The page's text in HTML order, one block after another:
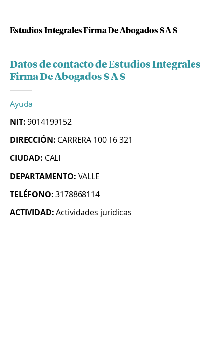
Estudios Integrales Firma De Abogados S A S
Datos de contacto de Estudios Integrales
Firma De Abogados S A S
Ayuda
NIT: 9014199152
DIRECCIÓN: CARRERA 100 16 321
CIUDAD: CALI
DEPARTAMENTO: VALLE
TELÉFONO: 3178868114
ACTIVIDAD: Actividades juridicas